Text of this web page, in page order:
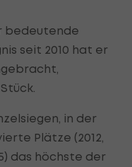
bedeutende
seit 2010 hat er
in der
Plätze (2012,
das höchste der